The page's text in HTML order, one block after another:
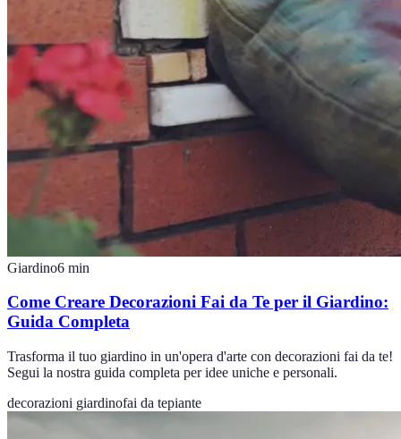
Giardino6 min
Come Creare Decorazioni Fai da Te per il Giardino:
Guida Completa
Trasforma il tuo giardino in un'opera d'arte con decorazioni fai da te!
Segui la nostra guida completa per idee uniche e personali.
decorazioni giardinofai da tepiante